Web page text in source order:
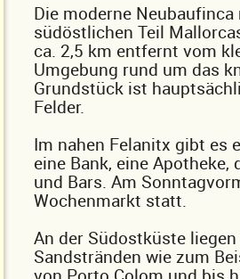
Die moderne
südöstlichen Teil
ca. 2,5 km entfernt vom
Umgebung rund um das
Grundstück ist
Felder.
Im nahen Felanitx gibt es
eine Bank, eine
und Bars. Am
Wochenmarkt statt.
An der Südostküste
Sandstränden wie zum